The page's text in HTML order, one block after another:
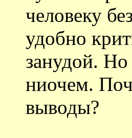
человеку
удобно
занудой. Но
ниочем.
выводы?